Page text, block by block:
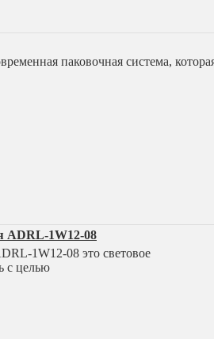
паковочная система,
ADRL-1W12-08
1W12-08 это световое
с целью